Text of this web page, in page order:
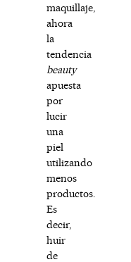
maquillaje,
ahora
la
tendencia
beauty
apuesta
por
lucir
una
piel
utilizando
menos
productos.
Es
decir,
huir
de